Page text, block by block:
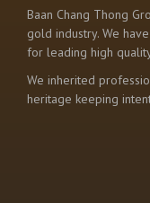
Baan Chang Thong
gold industry. We
for leading high
We inherited
heritage keeping